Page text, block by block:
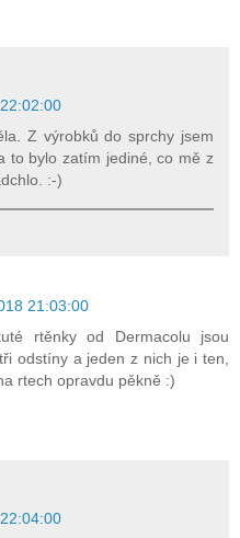
Z výrobků do sprchy jsem
to bylo zatím jediné, co mě z
:-)
21:03:00
rtěnky od Dermacolu jsou
odstíny a jeden z nich je i ten,
rtech opravdu pěkně :)